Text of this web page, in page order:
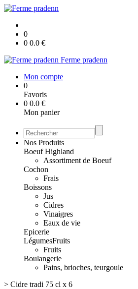
0
0 0.0 €
Ferme pradenn
Mon compte
0
Favoris
0 0.0 €
Mon panier
Nos Produits
Boeuf Highland
Assortiment de Boeuf
Cochon
Frais
Boissons
Jus
Cidres
Vinaigres
Eaux de vie
Epicerie
LégumesFruits
Fruits
Boulangerie
Pains, brioches, teurgoule
> Cidre tradi 75 cl x 6